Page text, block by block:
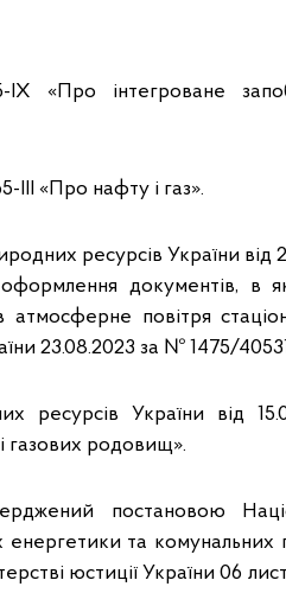
«Про інтегроване
«Про нафту і газ».
ресурсів України
документів, в
повітря
23.08.2023 за № 1475/
ресурсів України від
газових родовищ».
постановою
та комунальних
юстиції України 06